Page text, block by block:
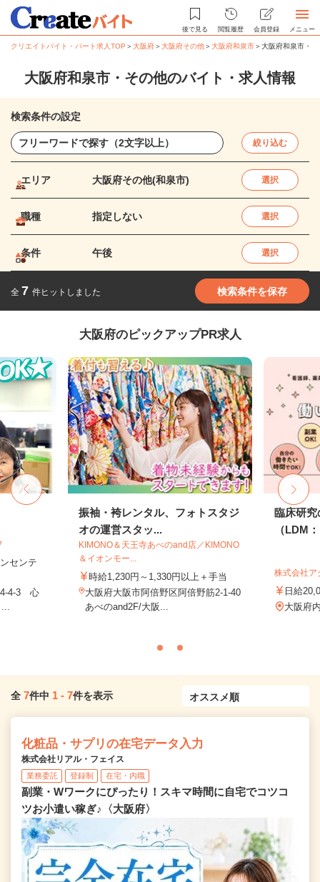
後で見る 閲覧履歴 会員登録 メニュー
クリエイトバイト・パート求人TOP ＞大阪府＞大阪府その他＞大阪府和泉市＞大阪府和泉市・
大阪府和泉市・その他のバイト・求人情報
検索条件の設定
絞り込む
エリア 大阪府その他(和泉市) 選択
職種 指定しない 選択
条件 午後 選択
全 7 件ヒットしました 検索条件を保存
大阪府のピックアップPR求人
センテ
4-4-3 心
振袖・袴レンタル、フォトスタジ
オの運営スタッ...
KIMONO＆天王寺あべのand店／KIMONO
＆イオンモー...
時給1,230円～1,330円以上＋手当
大阪府大阪市阿倍野区阿倍野筋2-1-40
あべのand2F/大阪...
臨床研究
（LDM
株式会社ア
日給
大阪府
全 7件中 1 - 7件を表示
化粧品・サプリの在宅データ入力
株式会社リアル・フェイス
業務委託 登録制 在宅・内職
副業・Wワークにぴったり！スキマ時間に自宅でコツコ
ツお小遣い稼ぎ♪〈大阪府〉